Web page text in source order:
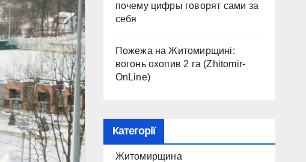
почему цифры говорят сами за
себя
Пожежа на Житомирщині:
вогонь охопив 2 га (Zhitomir-
OnLine)
Категорії
Житомирщина